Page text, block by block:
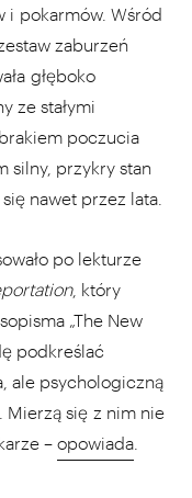
i pokarmów. Wśród
zaburzeń
głęboko
ze stałymi
poczucia
silny, przykry stan
nawet przez lata.
po lekturze
, który
„The New
podkreślać
ale psychologiczną
Mierzą się z nim nie
– opowiada